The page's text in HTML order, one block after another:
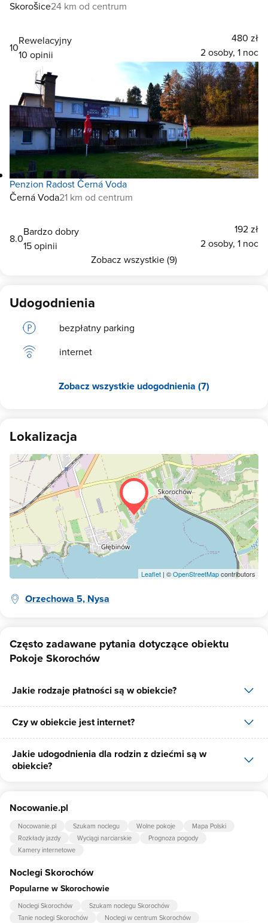
Skorošice24 km od centrum
10
Rewelacyjny
10 opinii
480 zł
2 osoby, 1 noc
Penzion Radost Černá Voda
Černá Voda21 km od centrum
8.0
Bardzo dobry
15 opinii
192 zł
2 osoby, 1 noc
Zobacz wszystkie (9)
Udogodnienia
bezpłatny parking
internet
Zobacz wszystkie udogodnienia (7)
Lokalizacja
Leaflet | ©OpenStreetMapcontributors
Orzechowa 5, Nysa
Często zadawane pytania dotyczące obiektu
Pokoje Skorochów
Jakie rodzaje płatności są w obiekcie?
W obiekcie dostępne są następujące formy płatności: gotówka.
Czy w obiekcie jest internet?
Tak, Pokoje Skorochów udostępnia dla swoich gości internet.
Jakie udogodnienia dla rodzin z dziećmi są w
obiekcie?
Skorochów to: łóżeczko dla dziecka.
Nocowanie.pl
Nocowanie.pl Szukam noclegu Wolne pokoje
Mapa Polski
Rozkłady jazdy
Wyciągi narciarskie
Prognoza pogody
Kamery internetowe
Noclegi Skorochów
Popularne w Skorochowie
Noclegi Skorochów
Szukam noclegu Skorochów
Tanie noclegi Skorochów
Noclegi w centrum Skorochów